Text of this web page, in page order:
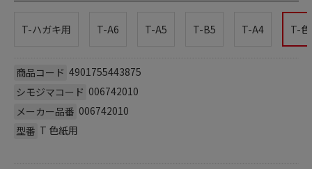
T-ハガキ用 T-A6 T-A5 T-B5 T-A4 T-
商品コード 4901755443875
シモジマコード 006742010
メーカー品番 006742010
型番 T 色紙用